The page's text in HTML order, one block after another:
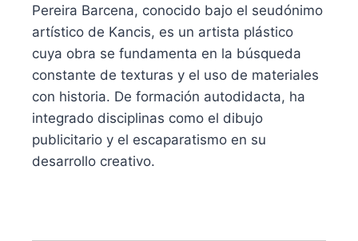
Pereira Barcena, conocido bajo el seudónimo
artístico de Kancis, es un artista plástico
cuya obra se fundamenta en la búsqueda
constante de texturas y el uso de materiales
con historia. De formación autodidacta, ha
integrado disciplinas como el dibujo
publicitario y el escaparatismo en su
desarrollo creativo.